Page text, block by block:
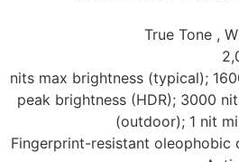
True Tone ,
1000 nits max brightness (typical);
peak brightness (HDR); 3000
(outdoor); 1 nit
Fingerprint-resistant oleophobic